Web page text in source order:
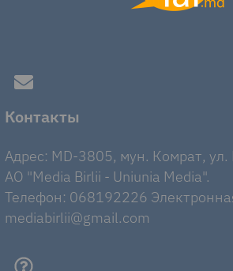
Контакты
Адрес: MD-3805, мун. Комрат,
AO "Media Birlii - Uniunia Media".
Телефон: 068192226
mediabirlii@gmail.com